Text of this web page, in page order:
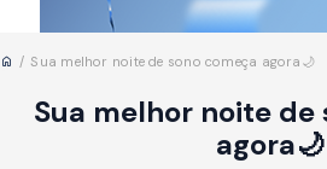
InícioSua melhor noite de sono começa agora🌙
Sua melhor noite de
agora🌙